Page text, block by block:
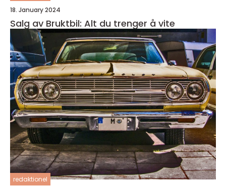
18. January 2024
Salg av Bruktbil: Alt du trenger å vite
redaktionel